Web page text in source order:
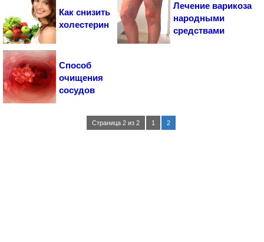
Как снизить
холестерин
Лечение варикоза
народными
средствами
Способ
очищения
сосудов
Страница 2 из 2 1 2